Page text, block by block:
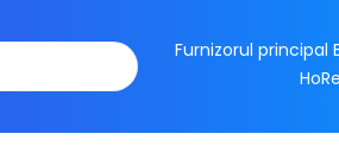
Furnizorul principal